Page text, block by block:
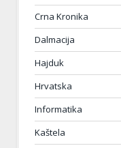
Crna Kronika
Dalmacija
Hajduk
Hrvatska
Informatika
Kaštela